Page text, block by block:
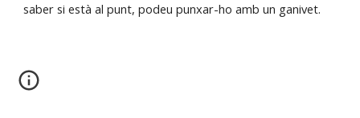
saber si està al punt, podeu punxar-ho amb un ganivet.